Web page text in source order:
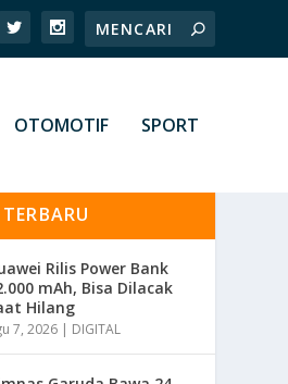
OTOMOTIF SPORT
Rilis Power Bank
mAh, Bisa Dilacak
Hilang
7, 2026 | DIGITAL